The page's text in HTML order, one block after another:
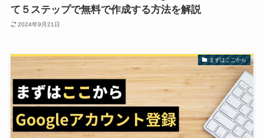
て５ステップで無料で作成する方法を解説
2024年9月21日
まずはここから